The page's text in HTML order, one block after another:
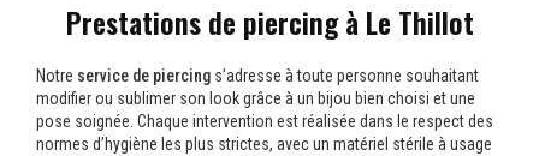
Prestations de piercing à Le Thillot
Notre service de piercing s’adresse à toute personne souhaitant
modifier ou sublimer son look grâce à un bijou bien choisi et une
pose soignée. Chaque intervention est réalisée dans le respect des
normes d’hygiène les plus strictes, avec un matériel stérile à usage